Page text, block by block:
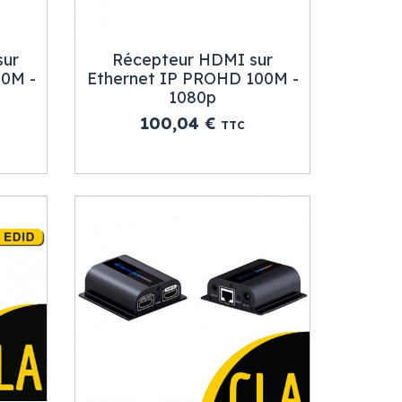
HDMI en signal Ethernet. Ensuite, ce
Ethernet en signal HDMI. Enfin ce signal
-
Récepteur HDMI sur
Ethernet IP PROHD 100M -
1080p
Prix
100,04 € TTC